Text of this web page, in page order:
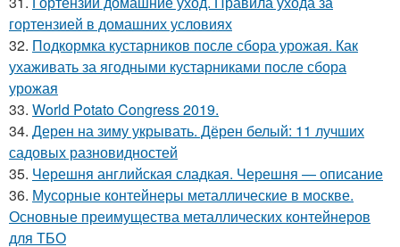
гортензией в домашних условиях
32. Подкормка кустарников после сбора урожая. Как
ухаживать за ягодными кустарниками после сбора
урожая
33. World Potato Congress 2019.
34. Дерен на зиму укрывать. Дёрен белый: 11 лучших
садовых разновидностей
35. Черешня английская сладкая. Черешня — описание
36. Мусорные контейнеры металлические в москве.
Основные преимущества металлических контейнеров
для ТБО